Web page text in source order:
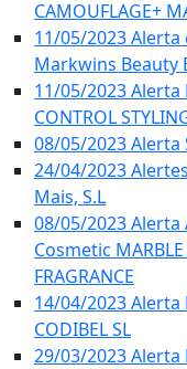
CAMOUFLAGE+
11/05/2023 Alerta
Markwins Beauty
11/05/2023 Alerta
CONTROL
08/05/2023 Alerta
24/04/2023
Mais, S.L
08/05/2023 Alerta
Cosmetic MARBLE
FRAGRANCE
14/04/2023 Alerta
CODIBEL SL
29/03/2023